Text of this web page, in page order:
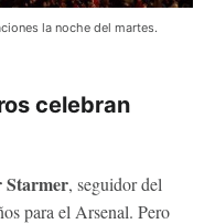
la noche del martes.
celebran
, seguidor del
para el Arsenal. Pero